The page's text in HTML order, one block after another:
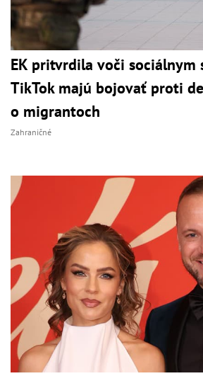
EK pritvrdila voči sociálnym
TikTok majú bojovať proti
o migrantoch
Zahraničné